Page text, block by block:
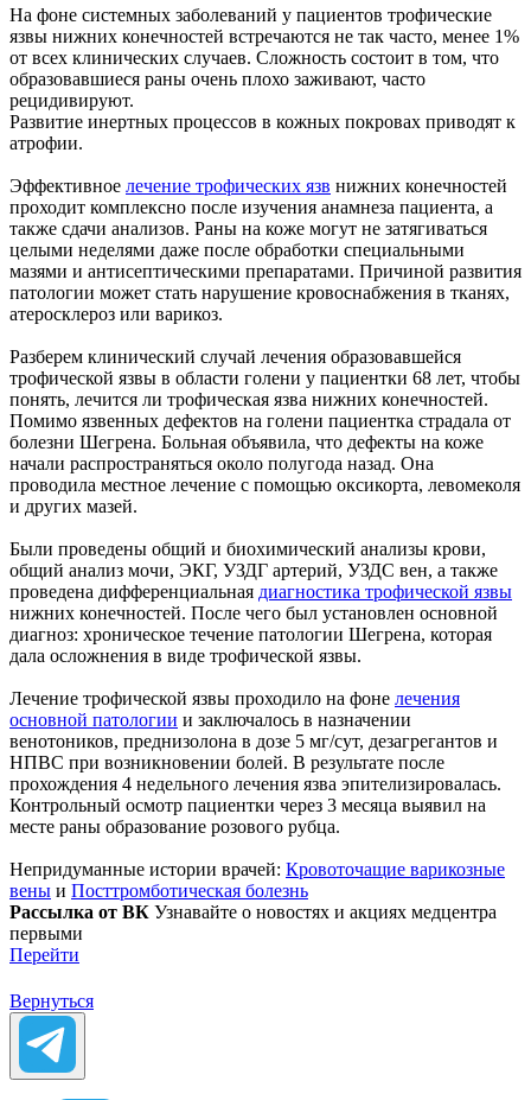
На фоне системных заболеваний у пациентов трофические
язвы нижних конечностей встречаются не так часто, менее 1%
от всех клинических случаев. Сложность состоит в том, что
образовавшиеся раны очень плохо заживают, часто
рецидивируют.
Развитие инертных процессов в кожных покровах приводят к
атрофии.
Эффективное лечение трофических язв нижних конечностей
проходит комплексно после изучения анамнеза пациента, а
также сдачи анализов. Раны на коже могут не затягиваться
целыми неделями даже после обработки специальными
мазями и антисептическими препаратами. Причиной развития
патологии может стать нарушение кровоснабжения в тканях,
атеросклероз или варикоз.
Разберем клинический случай лечения образовавшейся
трофической язвы в области голени у пациентки 68 лет, чтобы
понять, лечится ли трофическая язва нижних конечностей.
Помимо язвенных дефектов на голени пациентка страдала от
болезни Шегрена. Больная объявила, что дефекты на коже
начали распространяться около полугода назад. Она
проводила местное лечение с помощью оксикорта, левомеколя
и других мазей.
Были проведены общий и биохимический анализы крови,
общий анализ мочи, ЭКГ, УЗДГ артерий, УЗДС вен, а также
проведена дифференциальная диагностика трофической язвы
нижних конечностей. После чего был установлен основной
диагноз: хроническое течение патологии Шегрена, которая
дала осложнения в виде трофической язвы.
Лечение трофической язвы проходило на фоне лечения
основной патологии и заключалось в назначении
венотоников, преднизолона в дозе 5 мг/сут, дезагрегантов и
НПВС при возникновении болей. В результате после
прохождения 4 недельного лечения язва эпителизировалась.
Контрольный осмотр пациентки через 3 месяца выявил на
месте раны образование розового рубца.
Непридуманные истории врачей: Кровоточащие варикозные
вены и Посттромботическая болезнь
Рассылка от ВК Узнавайте о новостях и акциях медцентра
первыми
Перейти
Вернуться